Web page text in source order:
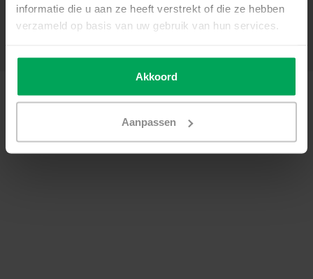
informatie die u aan ze heeft verstrekt of die ze hebben
verzameld op basis van uw gebruik van hun services.
Akkoord
Aanpassen
Mein Konto
Kategorien
AGB|Datenschutzerklärung / Disclaimer|Sitemap|RSS Feed